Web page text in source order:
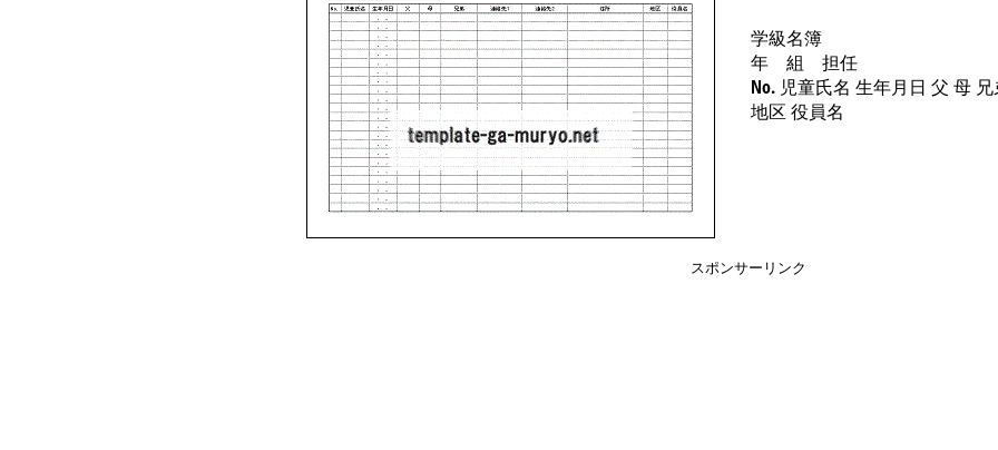
学級名簿
年 組 担任
No. 児童氏名 生年月日 父 母
地区 役員名
スポンサーリンク